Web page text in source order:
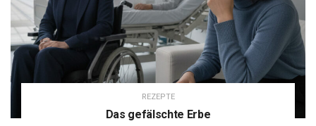
REZEPTE
Das gefälschte Erbe